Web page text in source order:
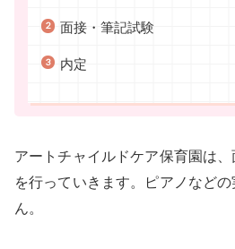
面接・筆記試験
内定
アートチャイルドケア保育園は
を行っていきます。ピアノなど
ん。